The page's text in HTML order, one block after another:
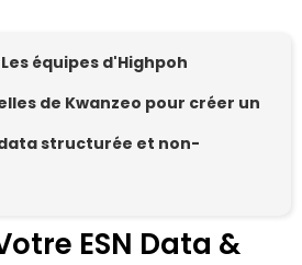
équipes d'Highpoh
de Kwanzeo pour créer un
structurée et non-
ESN Data &